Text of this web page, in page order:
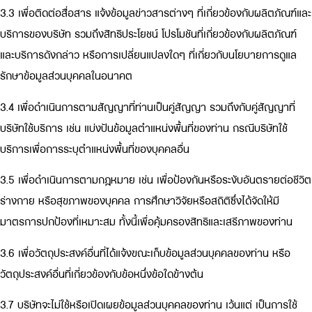
3.3 เพื่อติดต่อสื่อสาร แจ้งข้อมูลข่าวสารต่างๆ ที่เกี่ยวข้องกับผลิตภัณฑ์และ
บริการของบริษัท รวมถึงสิทธิประโยชน์ โปรโมชันที่เกี่ยวข้องกับผลิตภัณฑ์
และบริการดังกล่าว หรือการเปลี่ยนแปลงใดๆ ที่เกี่ยวกับนโยบายการดูแล
รักษาข้อมูลส่วนบุคคลในอนาคต
3.4 เพื่อดำเนินการตามสัญญาที่ท่านเป็นคู่สัญญา รวมถึงกับคู่สัญญาที่
บริษัทใช้บริการ เช่น แบ่งปันข้อมูลตำแหน่งพื้นที่ของท่าน กรณีบริษัทใช้
บริการเพื่อการระบุตำแหน่งพื้นที่ของบุคคลอื่น
3.5 เพื่อดำเนินการตามกฎหมาย เช่น เพื่อป้องกันหรือระงับอันตรายต่อชีวิต
ร่างกาย หรือสุขภาพของบุคคล การศึกษาวิจัยหรือสถิติซึ่งได้จัดให้มี
มาตรการปกป้องที่เหมาะสม ทั้งนี้เพื่อคุ้มครองสิทธิและเสรีภาพของท่าน
3.6 เพื่อวัตถุประสงค์อื่นที่ได้แจ้งขณะเก็บข้อมูลส่วนบุคคลของท่าน หรือ
วัตถุประสงค์อื่นที่เกี่ยวข้องกับข้อหนึ่งข้อใดข้างต้น
3.7 บริษัทจะไม่ใช้หรือเปิดเผยข้อมูลส่วนบุคคลของท่าน เว้นแต่ เป็นการใช้